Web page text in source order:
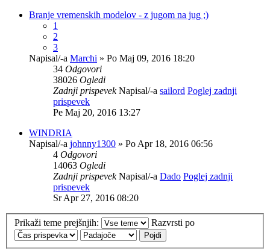
Branje vremenskih modelov - z jugom na jug ;)
1
2
3
Napisal/-a Marchi » Po Maj 09, 2016 18:20
34 Odgovori
38026 Ogledi
Zadnji prispevekNapisal/-a sailord Poglej zadnji
prispevek
Pe Maj 20, 2016 13:27
WINDRIA
Napisal/-a johnny1300 » Po Apr 18, 2016 06:56
4 Odgovori
14063 Ogledi
Zadnji prispevekNapisal/-a Dado Poglej zadnji
prispevek
Sr Apr 27, 2016 08:20
Prikaži teme prejšnjih: Razvrsti po